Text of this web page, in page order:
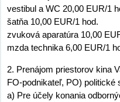
vestibul a WC 20,00 EUR/1
šatňa 10,00 EUR/1 hod.
zvuková aparatúra 10,00
mzda technika 6,00 EUR/1
2. Prenájom priestorov kina
FO-podnikateľ, PO) politické
a) Pre účely konania